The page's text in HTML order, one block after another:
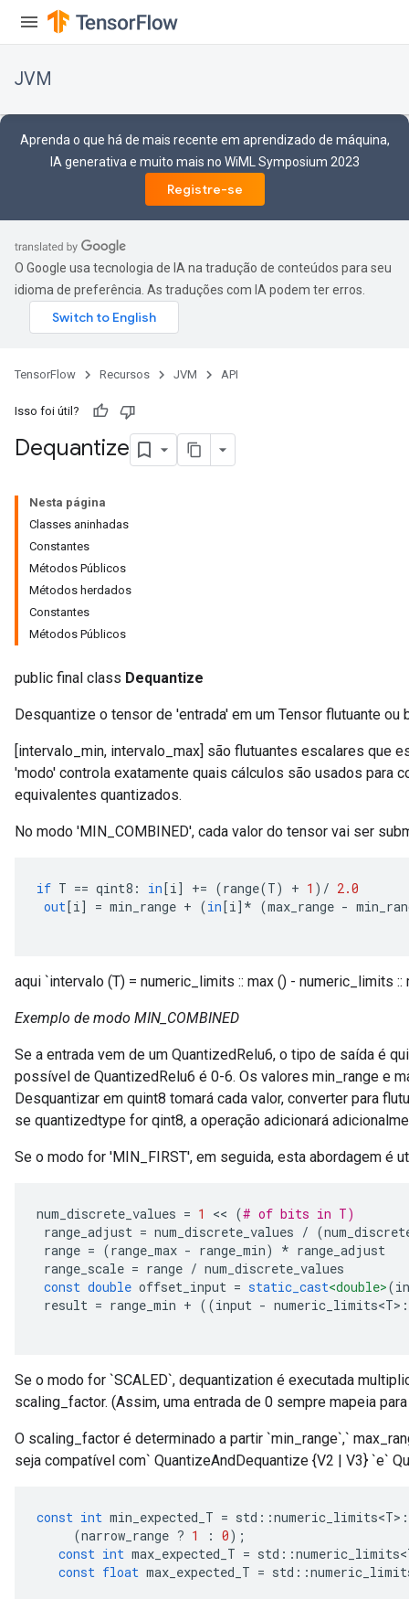
JVM
Aprenda o que há de mais recente em aprendizado de máquina,
IA generativa e muito mais no WiML Symposium 2023
Registre-se
O Google usa tecnologia de IA na tradução de conteúdos para seu
idioma de preferência. As traduções com IA podem ter erros.
TensorFlow Recursos JVM API
Isso foi útil?
Dequantize
Nesta página
Classes aninhadas
Constantes
Métodos Públicos
Métodos herdados
Constantes
Métodos Públicos
public final class Dequantize
Desquantize o tensor de 'entrada' em um Tensor flutuante ou
[intervalo_min, intervalo_max] são flutuantes escalares que
'modo' controla exatamente quais cálculos são usados ​​para
equivalentes quantizados.
No modo 'MIN_COMBINED', cada valor do tensor vai ser
if T == qint8 : in[i] += (range(T) + 1 )/ 2.0
out[i] = min_range + (in[i]* (max_range -
aqui `intervalo (T) = numeric_limits :: max () - numeric_limits ::
Exemplo de modo MIN_COMBINED
Se a entrada vem de um QuantizedRelu6, o tipo de saída é
possível de QuantizedRelu6 é 0-6. Os valores min_range e
Desquantizar em quint8 tomará cada valor, converter para
se quantizedtype for qint8, a operação adicionará
Se o modo for 'MIN_FIRST', em seguida, esta abordagem é
num_discrete_values = 1 << (# of bits in T)
range_adjust = num_discrete_values / (
range = (range_max - range_min) * range_adjust
range_scale = range / num_discrete_values
const double offset_input = static_cast<double>(
result = range_min + ((input - numeric_limits<T
Se o modo for `SCALED`, dequantization é executada
scaling_factor. (Assim, uma entrada de 0 sempre mapeia para
O scaling_factor é determinado a partir `min_range`,`
seja compatível com` QuantizeAndDequantize {V2 | V3} `e`
const int min_expected_T = std ::numeric_limits<T
(narrow_range ? 1 : 0);
const int max_expected_T = std ::numeric_limits<
const float max_expected_T = std ::